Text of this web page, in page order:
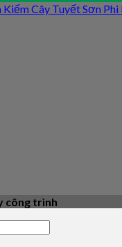
Cây Tuyết Sơn Phi
công trình